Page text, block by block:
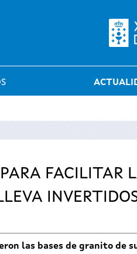
FACILITAR
las bases de granito de